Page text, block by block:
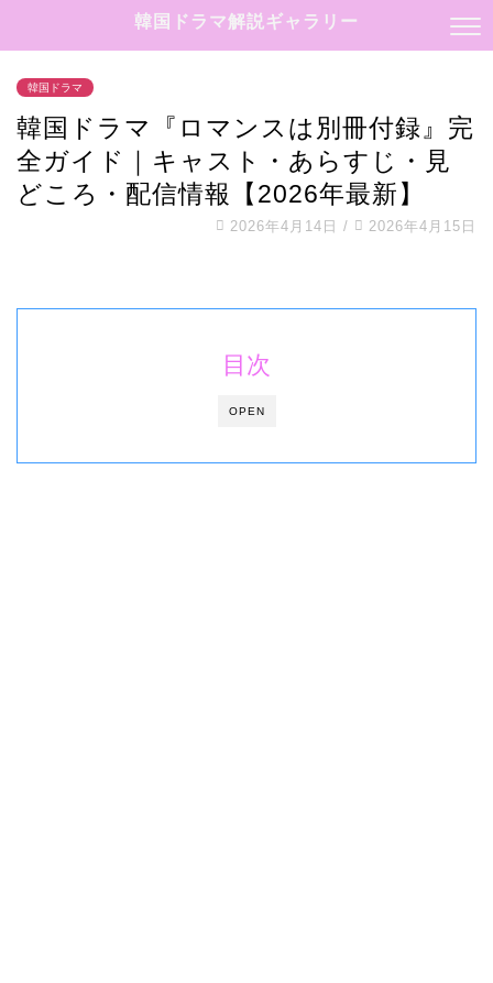
韓国ドラマ解説ギャラリー
韓国ドラマ
韓国ドラマ『ロマンスは別冊付録』完
全ガイド｜キャスト・あらすじ・見
どころ・配信情報【2026年最新】
2026年4月14日 / 2026年4月15日
OPEN
目次